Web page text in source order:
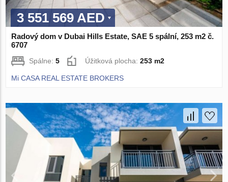
3 551 569 AED
Radový dom v Dubai Hills Estate, SAE 5 spální, 253 m2 č.
6707
Spálne:5 Úžitková plocha:253 m2
Mi CASA REAL ESTATE BROKERS